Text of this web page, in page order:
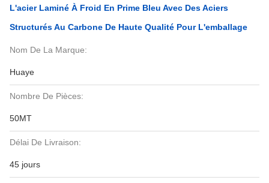
L'acier Laminé À Froid En Prime Bleu Avec Des Aciers
Structurés Au Carbone De Haute Qualité Pour L'emballage
Nom De La Marque:
Huaye
Nombre De Pièces:
50MT
Délai De Livraison:
45 jours